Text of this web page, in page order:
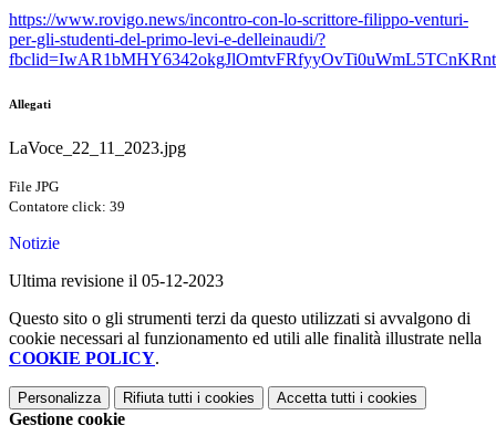
https://www.rovigo.news/incontro-con-lo-scrittore-filippo-venturi-
per-gli-studenti-del-primo-levi-e-delleinaudi/?
Allegati
LaVoce_22_11_2023.jpg
File JPG
Contatore click: 39
Notizie
Ultima revisione il 05-12-2023
Questo sito o gli strumenti terzi da questo utilizzati si avvalgono di
cookie necessari al funzionamento ed utili alle finalità illustrate nella
COOKIE POLICY.
Personalizza Rifiuta tutti i cookies Accetta tutti i cookies
Gestione cookie